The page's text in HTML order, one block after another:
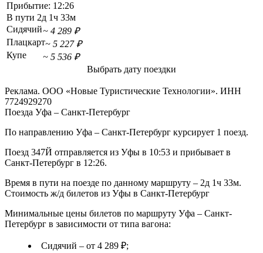
Прибытие: 12:26
В пути 2д 1ч 33м
Сидячий~ 4 289 ₽
Плацкарт~ 5 227 ₽
Купе
~ 5 536 ₽
Выбрать дату поездки
Реклама. ООО «Новые Туристические Технологии». ИНН
7724929270
Поезда Уфа – Санкт-Петербург
По направлению Уфа – Санкт-Петербург курсирует 1 поезд.
Поезд 347Й отправляется из Уфы в 10:53 и прибывает в
Санкт-Петербург в 12:26.
Время в пути на поезде по данному маршруту – 2д 1ч 33м.
Стоимость ж/д билетов из Уфы в Санкт-Петербург
Минимальные цены билетов по маршруту Уфа – Санкт-
Петербург в зависимости от типа вагона:
Сидячий – от 4 289 ₽;